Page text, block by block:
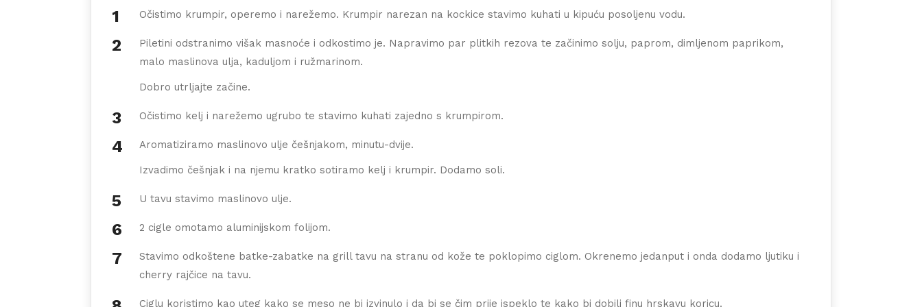
Očistimo krumpir, operemo i narežemo. Krumpir narezan na kockice stavimo kuhati u kipuću posoljenu vodu.
Piletini odstranimo višak masnoće i odkostimo je. Napravimo par plitkih rezova te začinimo solju, paprom, dimljenom paprikom,
malo maslinova ulja, kaduljom i ružmarinom.
Dobro utrljajte začine.
Očistimo kelj i narežemo ugrubo te stavimo kuhati zajedno s krumpirom.
Aromatiziramo maslinovo ulje češnjakom, minutu-dvije.
Izvadimo češnjak i na njemu kratko sotiramo kelj i krumpir. Dodamo soli.
U tavu stavimo maslinovo ulje.
2 cigle omotamo aluminijskom folijom.
Stavimo odkoštene batke-zabatke na grill tavu na stranu od kože te poklopimo ciglom. Okrenemo jedanput i onda dodamo ljutiku i
cherry rajčice na tavu.
Ciglu koristimo kao uteg kako se meso ne bi izvinulo i da bi se čim prije ispeklo te kako bi dobili finu hrskavu koricu.